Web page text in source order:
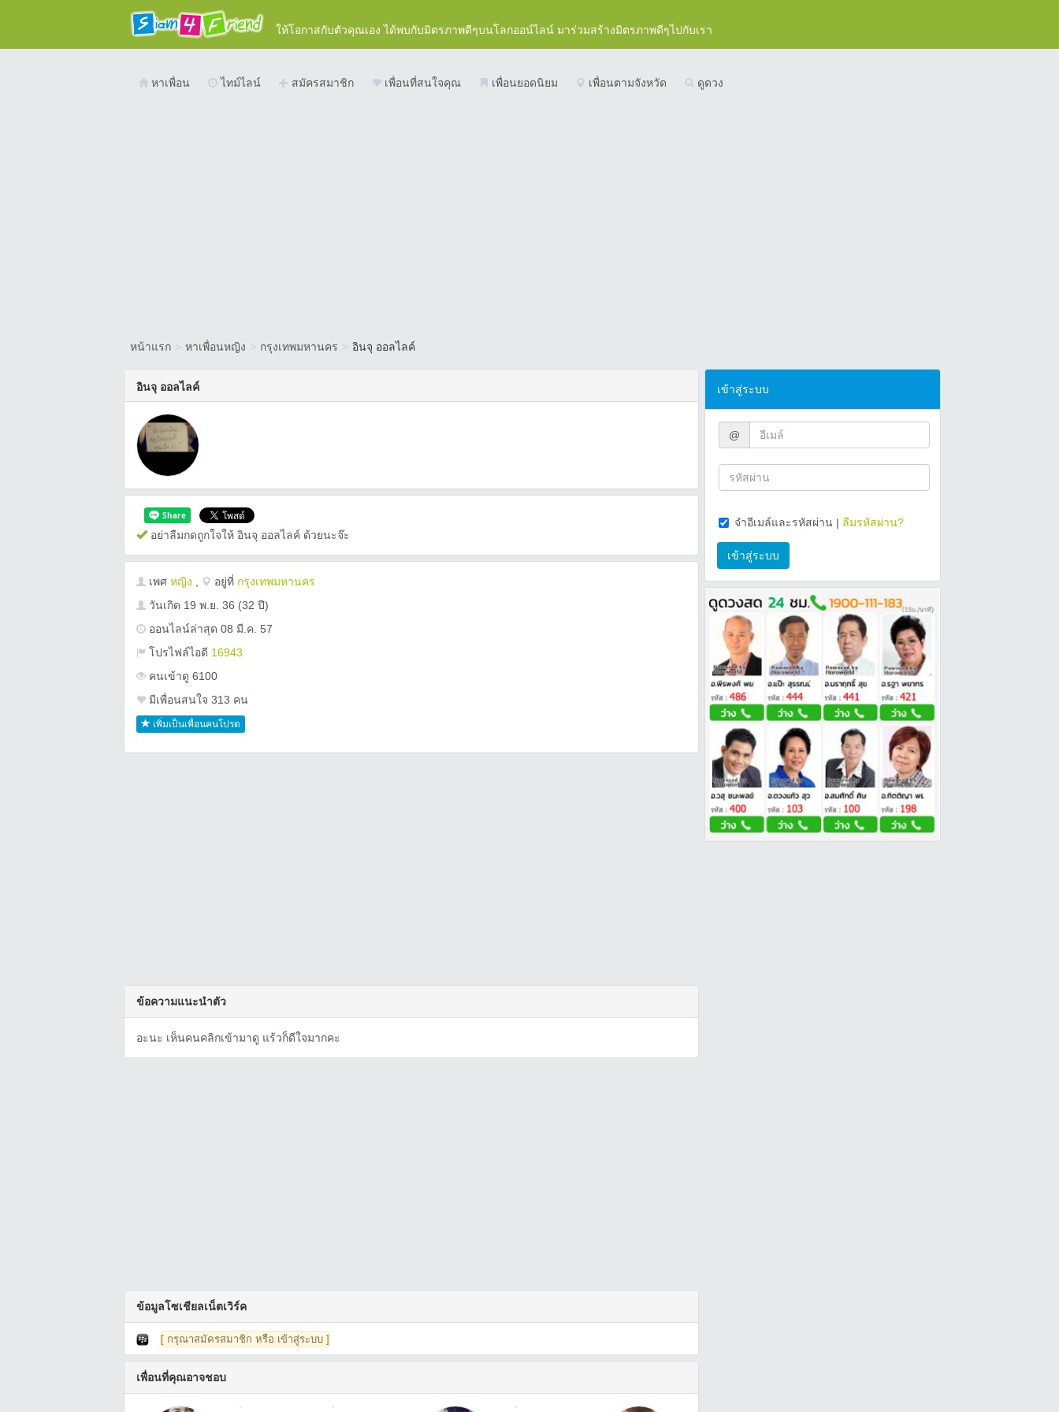
ให้โอกาสกับตัวคุณเอง ได้พบกับมิตรภาพดีๆบนโลกออน์ไลน์ มาร่วมสร้างมิตรภาพดีๆไปกับเรา
หาเพื่อน ไทม์ไลน์ สมัครสมาชิก เพื่อนที่สนใจคุณ เพื่อนยอดนิยม เพื่อนตามจังหวัด ดูดวง
หน้าแรก > หาเพื่อนหญิง > กรุงเทพมหานคร > อินจุ ออลไลค์
อินจุ ออลไลค์
อย่าลืมกดถูกใจให้ อินจุ ออลไลค์ ด้วยนะจ๊ะ
เพศ หญิง อยู่ที่ กรุงเทพมหานคร
วันเกิด 19 พ.ย. 36 (32 ปี)
ออนไลน์ล่าสุด 08 มี.ค. 57
โปรไฟล์ไอดี 16943
คนเข้าดู 6100
มีเพื่อนสนใจ 313 คน
เพิ่มเป็นเพื่อนคนโปรด
ข้อความแนะนำตัว
อะนะ เห็นคนคลิกเข้ามาดู แร้วก็ดีใจมากคะ
ข้อมูลโซเชียลเน็ตเวิร์ค
[ กรุณาสมัครสมาชิก หรือ เข้าสู่ระบบ ]
เพื่อนที่คุณอาจชอบ
เข้าสู่ระบบ
@
จำอีเมล์และรหัสผ่าน | ลืมรหัสผ่าน?
เข้าสู่ระบบ